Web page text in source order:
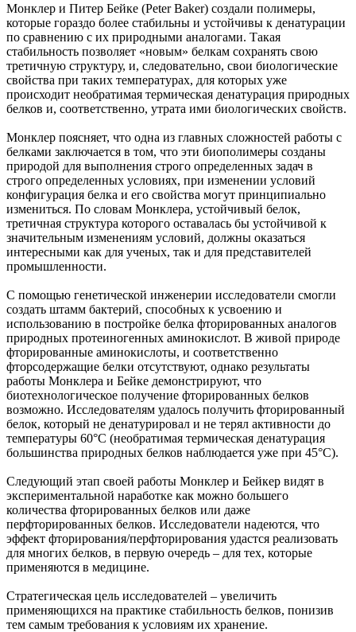
Монклер и Питер Бейке (Peter Baker) создали полимеры,
которые гораздо более стабильны и устойчивы к денатурации
по сравнению с их природными аналогами. Такая
стабильность позволяет «новым» белкам сохранять свою
третичную структуру, и, следовательно, свои биологические
свойства при таких температурах, для которых уже
происходит необратимая термическая денатурация природных
белков и, соответственно, утрата ими биологических свойств.
Монклер поясняет, что одна из главных сложностей работы с
белками заключается в том, что эти биополимеры созданы
природой для выполнения строго определенных задач в
строго определенных условиях, при изменении условий
конфигурация белка и его свойства могут принципиально
измениться. По словам Монклера, устойчивый белок,
третичная структура которого оставалась бы устойчивой к
значительным изменениям условий, должны оказаться
интересными как для ученых, так и для представителей
промышленности.
С помощью генетической инженерии исследователи смогли
создать штамм бактерий, способных к усвоению и
использованию в постройке белка фторированных аналогов
природных протеиногенных аминокислот. В живой природе
фторированные аминокислоты, и соответственно
фторсодержащие белки отсутствуют, однако результаты
работы Монклера и Бейке демонстрируют, что
биотехнологическое получение фторированных белков
возможно. Исследователям удалось получить фторированный
белок, который не денатурировал и не терял активности до
температуры 60°C (необратимая термическая денатурация
большинства природных белков наблюдается уже при 45°C).
Следующий этап своей работы Монклер и Бейкер видят в
экспериментальной наработке как можно большего
количества фторированных белков или даже
перфторированных белков. Исследователи надеются, что
эффект фторирования/перфторирования удастся реализовать
для многих белков, в первую очередь – для тех, которые
применяются в медицине.
Стратегическая цель исследователей – увеличить
применяющихся на практике стабильность белков, понизив
тем самым требования к условиям их хранение.